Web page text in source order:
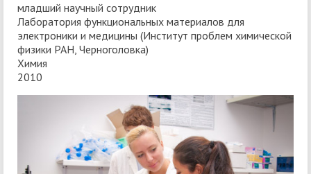
младший научный сотрудник
Лаборатория функциональных материалов для
электроники и медицины (Институт проблем химической
физики РАН, Черноголовка)
Химия
2010